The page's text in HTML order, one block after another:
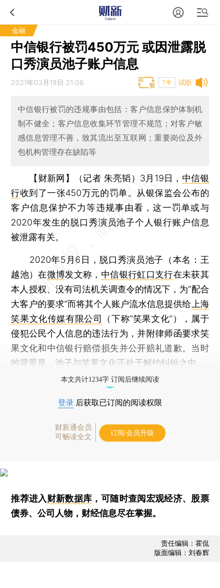
金融
中信银行被罚450万元 或因泄露脱
口秀演员池子账户信息
试听
2021年03月19日 21:06 T中
中信银行被罚的违规事由包括：客户信息保护体制机
制不健全；客户信息收集环节管理不规范；对客户敏
感信息管理不善，致其流出至互联网；重要岗位及外
包机构管理存在缺陷等
【财新网】（记者 朱亮韬） 3月19日， 中信银
行收到了一张450万元的罚单。从银保监会公布的
客户信息保护不力等违规事由看，这一罚单或与
2020年发生的脱口秀演员池子个人银行账户信息
被泄露有关。
2020年5月6日，脱口秀演员池子（本名：王
越池）在微博发文称， 中信银行虹口支行在未获其
本人授权、没有司法机关调查令的情况下，为“配合
大客户的要求”而将其个人账户流水信息提供给 上海
笑果文化传媒有限公司
（下称“笑果文化”），属于
侵犯公民个人信息的违法行为，并附律师函要求笑
果文化和中信银行赔偿损失并公开赔礼道歉。当时
的背景是，池子与笑果文化正处于解约纠纷之中。
本文共计1234字 订阅后继续阅读
登录 后获取已订阅的阅读权限
财新通会员
可畅读全文
订阅/会员升级
推荐进入财新数据库 ，可随时查阅宏观经济、股票
债券、公司人物，财经信息尽在掌握。
责任编辑：霍侃
版面编辑：刘春辉